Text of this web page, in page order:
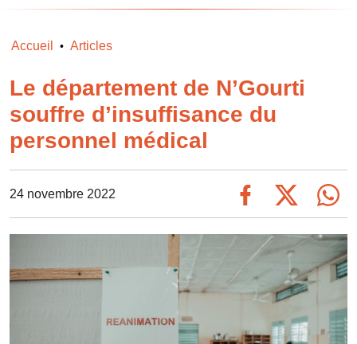
Accueil • Articles
Le département de N’Gourti
souffre d’insuffisance du
personnel médical
24 novembre 2022